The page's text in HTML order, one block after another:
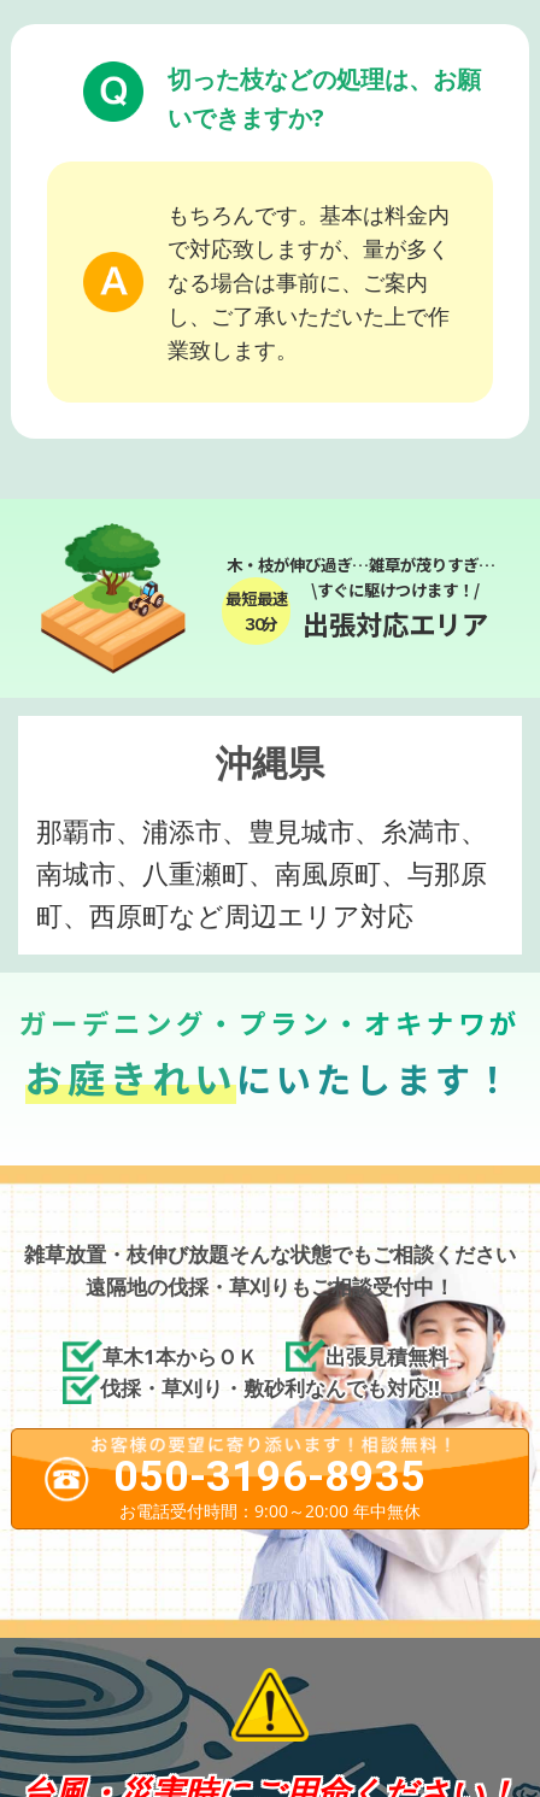
切った枝などの処理は、お願
いできますか?
もちろんです。基本は料金内
で対応致しますが、量が多く
なる場合は事前に、ご案内
し、ご了承いただいた上で作
業致します。
木・枝が伸び過ぎ…雑草が茂りすぎ…
最短最速
３０分
\すぐに駆けつけます！/
出張対応エリア
沖縄県
那覇市、浦添市、豊見城市、糸満市、
南城市、八重瀬町、南風原町、与那原
町、西原町など周辺エリア対応
ガーデニング・プラン・オキナワが
お庭きれいにいたします！
雑草放置・枝伸び放題そんな状態でもご相談ください
遠隔地の伐採・草刈りもご相談受付中！
草木1本からＯＫ
出張見積無料
伐採・草刈り・敷砂利なんでも対応!!
050-3196-8935
お電話受付時間：9:00～20:00 年中無休